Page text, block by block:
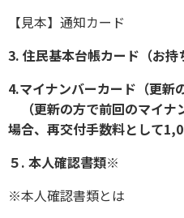
【見本】通知カード
3. 住民基本台帳カード（お持
4.マイナンバーカード（更新
（更新の方で前回のマイナ
場合、再交付手数料として
５. 本人確認書類※
※本人確認書類とは